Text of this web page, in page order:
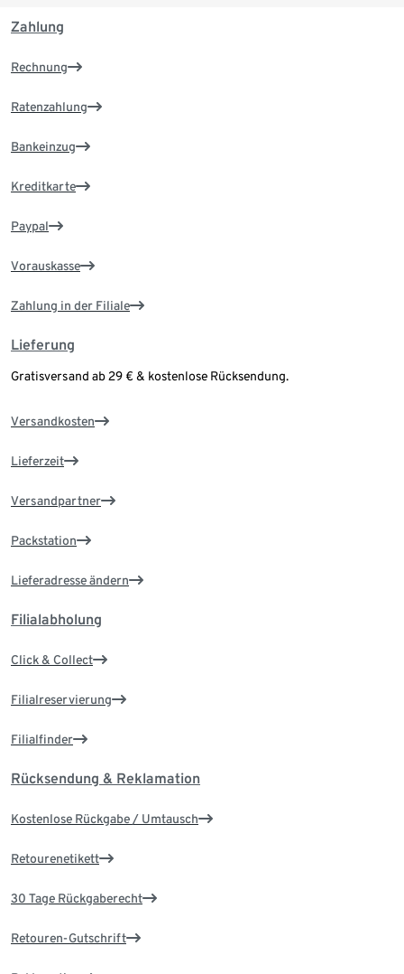
Zahlung
Rechnung
Ratenzahlung
Bankeinzug
Kreditkarte
Paypal
Vorauskasse
Zahlung in der Filiale
Lieferung
Gratisversand ab 29 € & kostenlose Rücksendung.
Versandkosten
Lieferzeit
Versandpartner
Packstation
Lieferadresse ändern
Filialabholung
Click & Collect
Filialreservierung
Filialfinder
Rücksendung & Reklamation
Kostenlose Rückgabe / Umtausch
Retourenetikett
30 Tage Rückgaberecht
Retouren-Gutschrift